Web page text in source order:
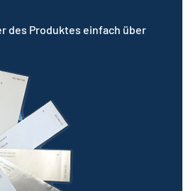
des Produktes einfach über